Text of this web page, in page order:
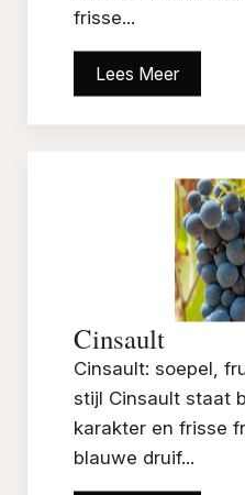
frisse...
Lees Meer
Cinsault
Cinsault: soepel,
stijl Cinsault staat
karakter en frisse
blauwe druif...